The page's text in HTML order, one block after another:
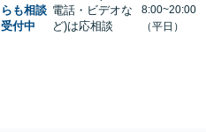
らも相談
受付中
電話・ビデオな
ど)は応相談
8:00~20:00
（平日）